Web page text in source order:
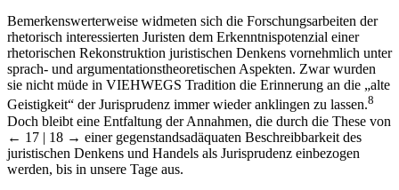
Bemerkenswerterweise widmeten sich die Forschungsarbeiten der
rhetorisch interessierten Juristen dem Erkenntnispotenzial einer
rhetorischen Rekonstruktion juristischen Denkens vornehmlich unter
sprach- und argumentationstheoretischen Aspekten. Zwar wurden
sie nicht müde in VIEHWEGS Tradition die Erinnerung an die „alte
Geistigkeit“ der Jurisprudenz immer wieder anklingen zu lassen.8
Doch bleibt eine Entfaltung der Annahmen, die durch die These von
← 17 | 18 → einer gegenstandsadäquaten Beschreibbarkeit des
juristischen Denkens und Handels als Jurisprudenz einbezogen
werden, bis in unsere Tage aus.